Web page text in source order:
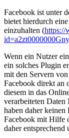
Facebook ist unter
bietet hierdurch
einzuhalten (https://
Wenn ein Nutzer
ein solches Plugin
mit den Servern
Facebook direkt an
diesem in das
verarbeiteten
haben daher
Facebook mit Hilfe
daher entsprechend